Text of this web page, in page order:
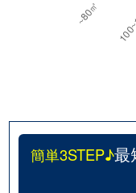
簡単3STEP♪最